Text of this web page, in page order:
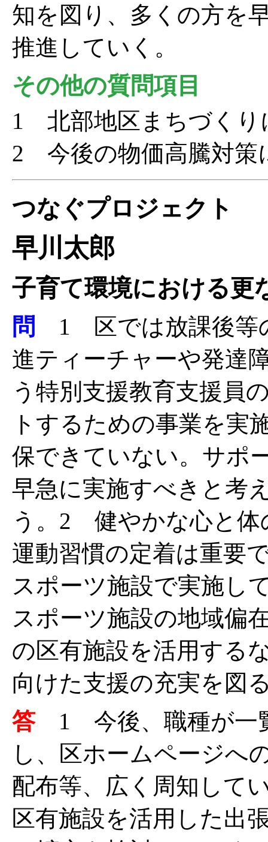
知を図り、多くの方を
推進していく。
その他の質問項目
1 北部地区まちづくり
2 今後の物価高騰対策
つなぐプロジェクト
早川太郎
子育て環境における更
問
1 区では放課後等
進ティーチャーや発達
う特別支援教育支援員
トするための事業を実
保できていない。サポ
早急に実施すべきと考
う。2 健やかな心と体
運動習慣の定着は重要
スポーツ施設で実施し
スポーツ施設の地域偏
の区有施設を活用する
向けた支援の充実を図
答 1 今後、職種が一
し、区ホームページへ
配布等、広く周知して
区有施設を活用した出